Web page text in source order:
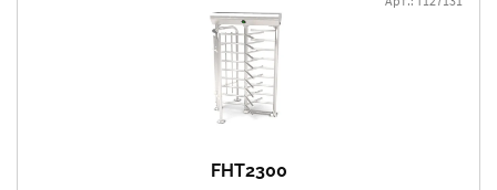
FHT2300